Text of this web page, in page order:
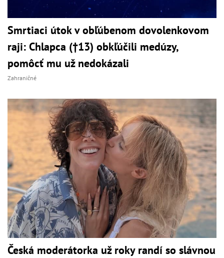
Smrtiaci útok v obľúbenom dovolenkovom
raji: Chlapca (†13) obkľúčili medúzy,
pomôcť mu už nedokázali
Zahraničné
Česká moderátorka už roky randí so slávnou